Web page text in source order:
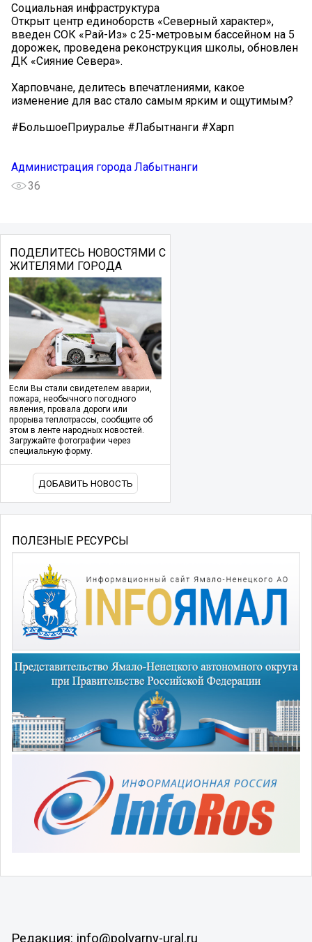
Социальная инфраструктура
Открыт центр единоборств «Северный характер»,
введен СОК «Рай-Из» с 25-метровым бассейном на 5
дорожек, проведена реконструкция школы, обновлен
ДК «Сияние Севера».
Харповчане, делитесь впечатлениями, какое
изменение для вас стало самым ярким и ощутимым?
#БольшоеПриуралье #Лабытнанги #Харп
Администрация города Лабытнанги
36
ПОДЕЛИТЕСЬ НОВОСТЯМИ С
ЖИТЕЛЯМИ ГОРОДА
Если Вы стали свидетелем аварии,
пожара, необычного погодного
явления, провала дороги или
прорыва теплотрассы, сообщите об
этом в ленте народных новостей.
Загружайте фотографии через
специальную форму.
ДОБАВИТЬ НОВОСТЬ
ПОЛЕЗНЫЕ РЕСУРСЫ
Редакция: info@polyarny-ural.ru